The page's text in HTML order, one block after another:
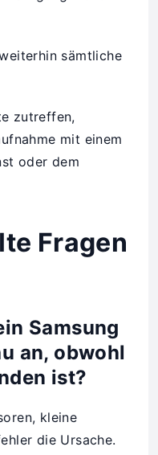
sämtliche
zutreffen,
mit einem
oder dem
Fragen
Samsung
an, obwohl
ist?
kleine
die Ursache.